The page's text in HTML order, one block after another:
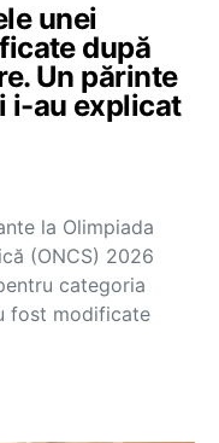
unei
după
Un părinte
i-au explicat
la Olimpiada
(ONCS) 2026
categoria
fost modificate